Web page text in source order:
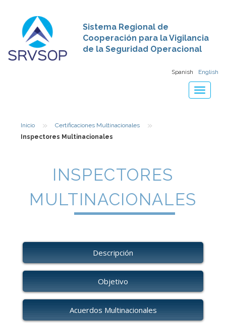
Sistema Regional de
Cooperación para la Vigilancia
de la Seguridad Operacional
Spanish English
Toggle
Inicio » Certificaciones Multinacionales »
Inspectores Multinacionales
INSPECTORES
MULTINACIONALES
Descripción
Objetivo
Acuerdos Multinacionales